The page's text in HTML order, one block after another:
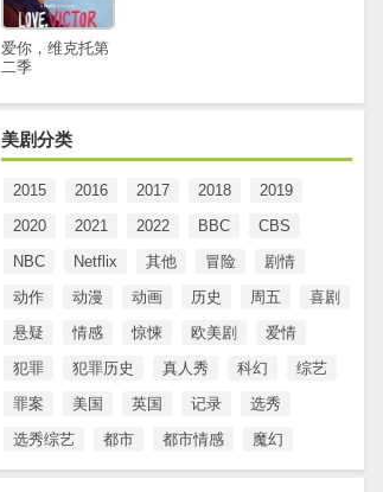
爱你，维克托第
二季
美剧分类
2015 2016 2017 2018
2019
2020
2021 2022 BBC
CBS
NBC
Netflix 其他 冒险
剧情
动作
动漫 动画 历史 周五
喜剧
悬疑
情感 惊悚 欧美剧
爱情
犯罪
犯罪历史 真人秀 科幻
综艺
罪案
美国 英国 记录
选秀
选秀综艺
都市 都市情感 魔幻